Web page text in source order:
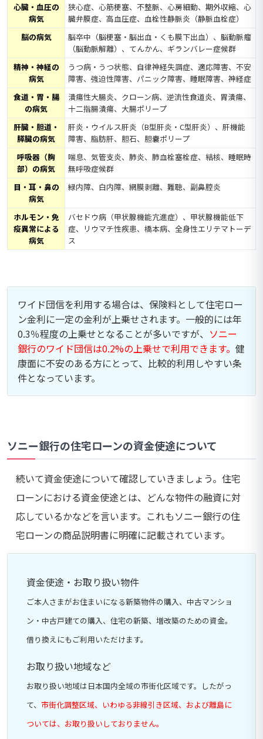
心臓・血圧の
病気
狭心症、心筋梗塞、不整脈、心房細動、期外収縮、心
臓弁膜症、高血圧症、血栓性静脈炎（静脈血栓症）
脳の病気
脳卒中（脳梗塞・脳出血・くも膜下出血）、脳動脈瘤
（脳動脈解離）、てんかん、ギランバレー症候群
精神・神経の
病気
うつ病・うつ状態、自律神経失調症、適応障害、不安
障害、強迫性障害、パニック障害、睡眠障害、神経症
食道・胃・腸
の病気
潰瘍性大腸炎、クローン病、逆流性食道炎、胃潰瘍、
十二指腸潰瘍、大腸ポリープ
肝臓・胆道・
膵臓の病気
肝炎・ウイルス肝炎（B型肝炎・C型肝炎）、肝機能
障害、脂肪肝、胆石、胆嚢ポリープ
呼吸器（胸
部）の病気
喘息、気管支炎、肺炎、肺血栓塞栓症、結核、睡眠時
無呼吸症候群
目・耳・鼻の
病気
緑内障、白内障、網膜剥離、難聴、副鼻腔炎
ホルモン・免
疫異常による
病気
バセドウ病（甲状腺機能亢進症）、甲状腺機能低下
症、リウマチ性疾患、橋本病、全身性エリテマトーデ
ス
ワイド団信を利用する場合は、保険料として住宅ロー
ン金利に一定の金利が上乗せされます。一般的には年
0.3％程度の上乗せとなることが多いですが、 ソニー
銀行のワイド団信は0.2%の上乗せで利用できます。 健
康面に不安のある方にとって、比較的利用しやすい条
件となっています。
ソニー銀行の住宅ローンの資金使途について
続いて資金使途について確認していきましょう。住宅
ローンにおける資金使途とは、どんな物件の融資に対
応しているかなどを言います。これもソニー銀行の住
宅ローンの商品説明書に明確に記載されています。
資金使途・お取り扱い物件
ご本人さまがお住まいになる新築物件の購入、中古マンショ
ン・中古戸建ての購入、住宅の新築、増改築のための資金。
借り換えにもご利用いただけます。
お取り扱い地域など
お取り扱い地域は日本国内全域の市街化区域です。したがっ
て、 市街化調整区域、いわゆる非線引き区域、および離島に
ついては、お取り扱いしておりません。